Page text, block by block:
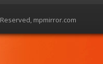
mpmirror.com